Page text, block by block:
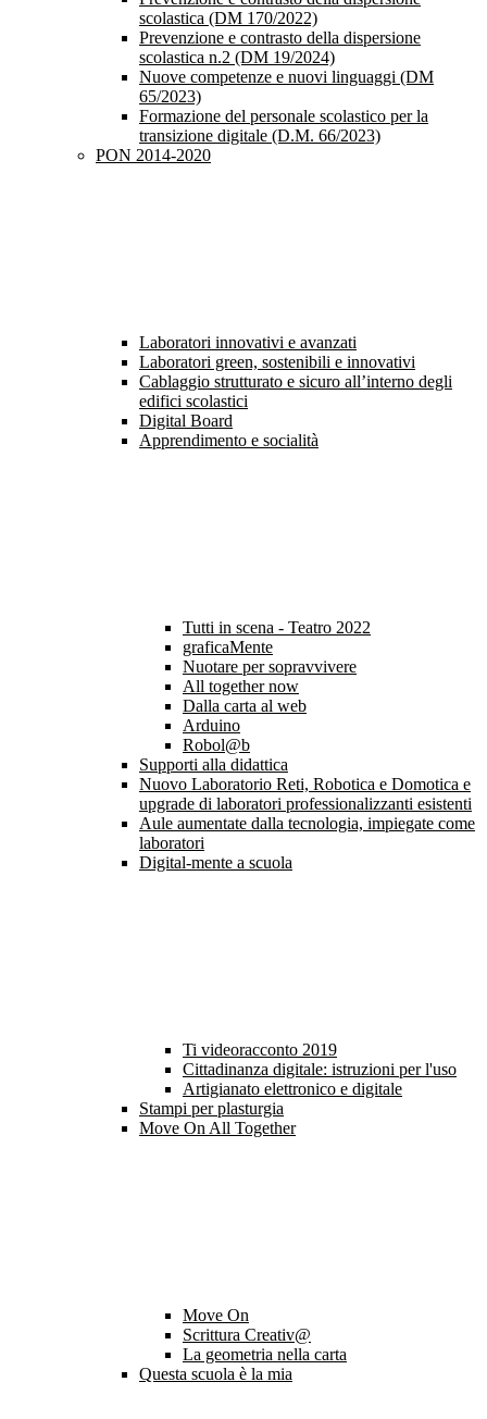
scolastica (DM 170/2022)
Prevenzione e contrasto della dispersione
scolastica n.2 (DM 19/2024)
Nuove competenze e nuovi linguaggi (DM
65/2023)
Formazione del personale scolastico per la
transizione digitale (D.M. 66/2023)
PON 2014-2020
Laboratori innovativi e avanzati
Laboratori green, sostenibili e innovativi
Cablaggio strutturato e sicuro all’interno degli
edifici scolastici
Digital Board
Apprendimento e socialità
Tutti in scena - Teatro 2022
graficaMente
Nuotare per sopravvivere
All together now
Dalla carta al web
Arduino
Robol@b
Supporti alla didattica
Nuovo Laboratorio Reti, Robotica e Domotica e
upgrade di laboratori professionalizzanti esistenti
Aule aumentate dalla tecnologia, impiegate come
laboratori
Digital-mente a scuola
Ti videoracconto 2019
Cittadinanza digitale: istruzioni per l'uso
Artigianato elettronico e digitale
Stampi per plasturgia
Move On All Together
Move On
Scrittura Creativ@
La geometria nella carta
Questa scuola è la mia